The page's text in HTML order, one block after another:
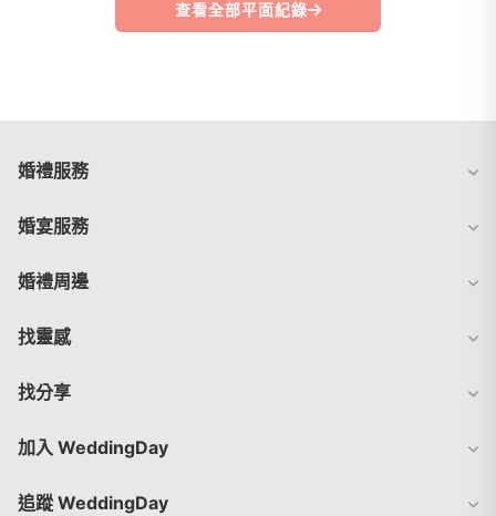
查看全部平面紀錄
婚禮服務
婚宴服務
婚禮周邊
找靈感
找分享
加入 WeddingDay
追蹤 WeddingDay